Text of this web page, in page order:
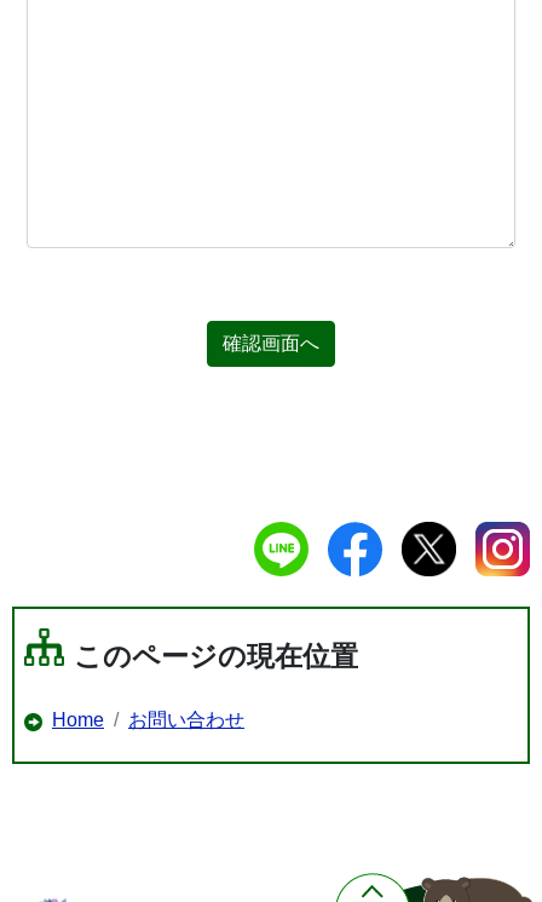
確認画面へ
このページの現在位置
Home お問い合わせ